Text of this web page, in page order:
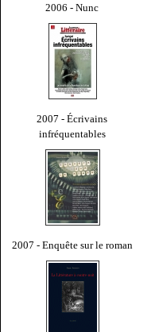
2006 - Nunc
2007 - Écrivains
infréquentables
2007 - Enquête sur le roman